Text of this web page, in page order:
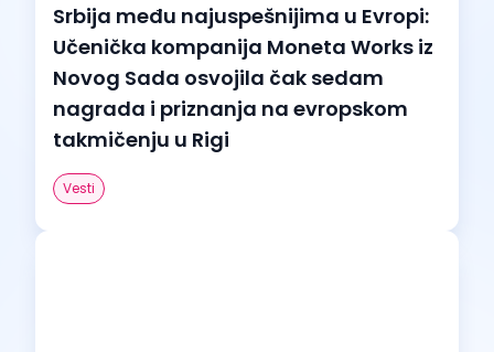
Srbija među najuspešnijima u Evropi:
Učenička kompanija Moneta Works iz
Novog Sada osvojila čak sedam
nagrada i priznanja na evropskom
takmičenju u Rigi
Vesti